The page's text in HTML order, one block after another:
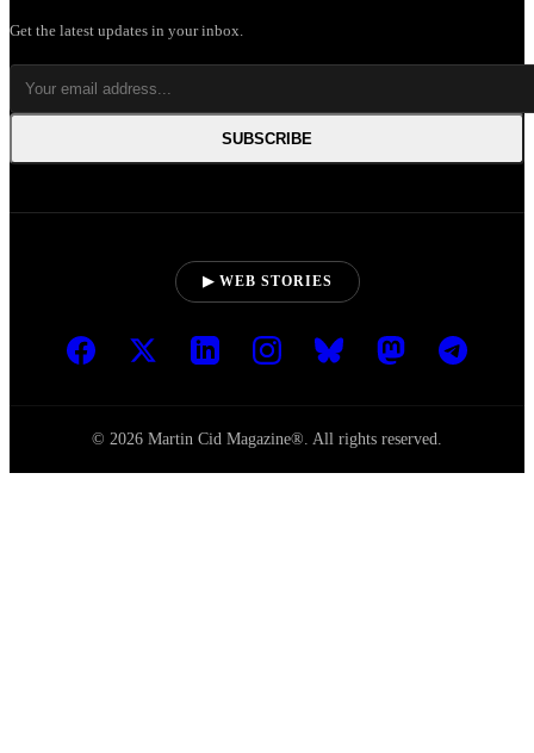
Get the latest updates in your inbox.
SUBSCRIBE
▶ WEB STORIES
© 2026 Martin Cid Magazine®. All rights reserved.